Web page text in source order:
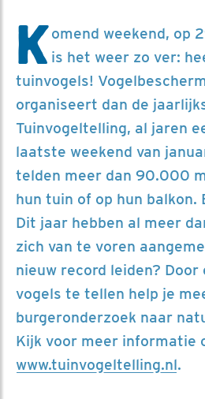
Komend weekend, op
is het weer zo ver:
tuinvogels!
organiseert dan de
Tuinvogeltelling, al jaren
laatste weekend van
telden meer dan 90.000
hun tuin of op hun balkon.
Dit jaar hebben al meer
zich van te voren
nieuw record leiden?
vogels te tellen help je
burgeronderzoek naar
Kijk voor meer informatie
www.tuinvogeltelling.nl.